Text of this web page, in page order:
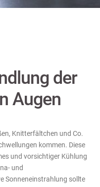
der
Augen
Knitterfältchen und Co.
kommen. Diese
und vorsichtiger Kühlung
und
Sonneneinstrahlung sollte